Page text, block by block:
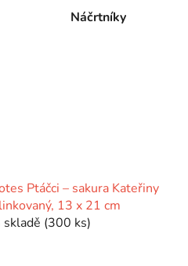
Náčrtníky
Ptáčci – sakura Kateřiny
13 x 21 cm
(300 ks)